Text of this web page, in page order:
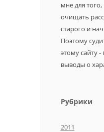
мне для
очищать
старого и
Поэтому
этому сайту -
выводы о
Рубрики
2011